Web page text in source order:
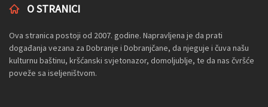
O STRANICI
Ova stranica postoji od 2007. godine. Napravljena je da prati
događanja vezana za Dobranje i Dobranjčane, da njeguje i čuva našu
kulturnu baštinu, kršćanski svjetonazor, domoljublje, te da nas čvršće
poveže sa iseljeništvom.